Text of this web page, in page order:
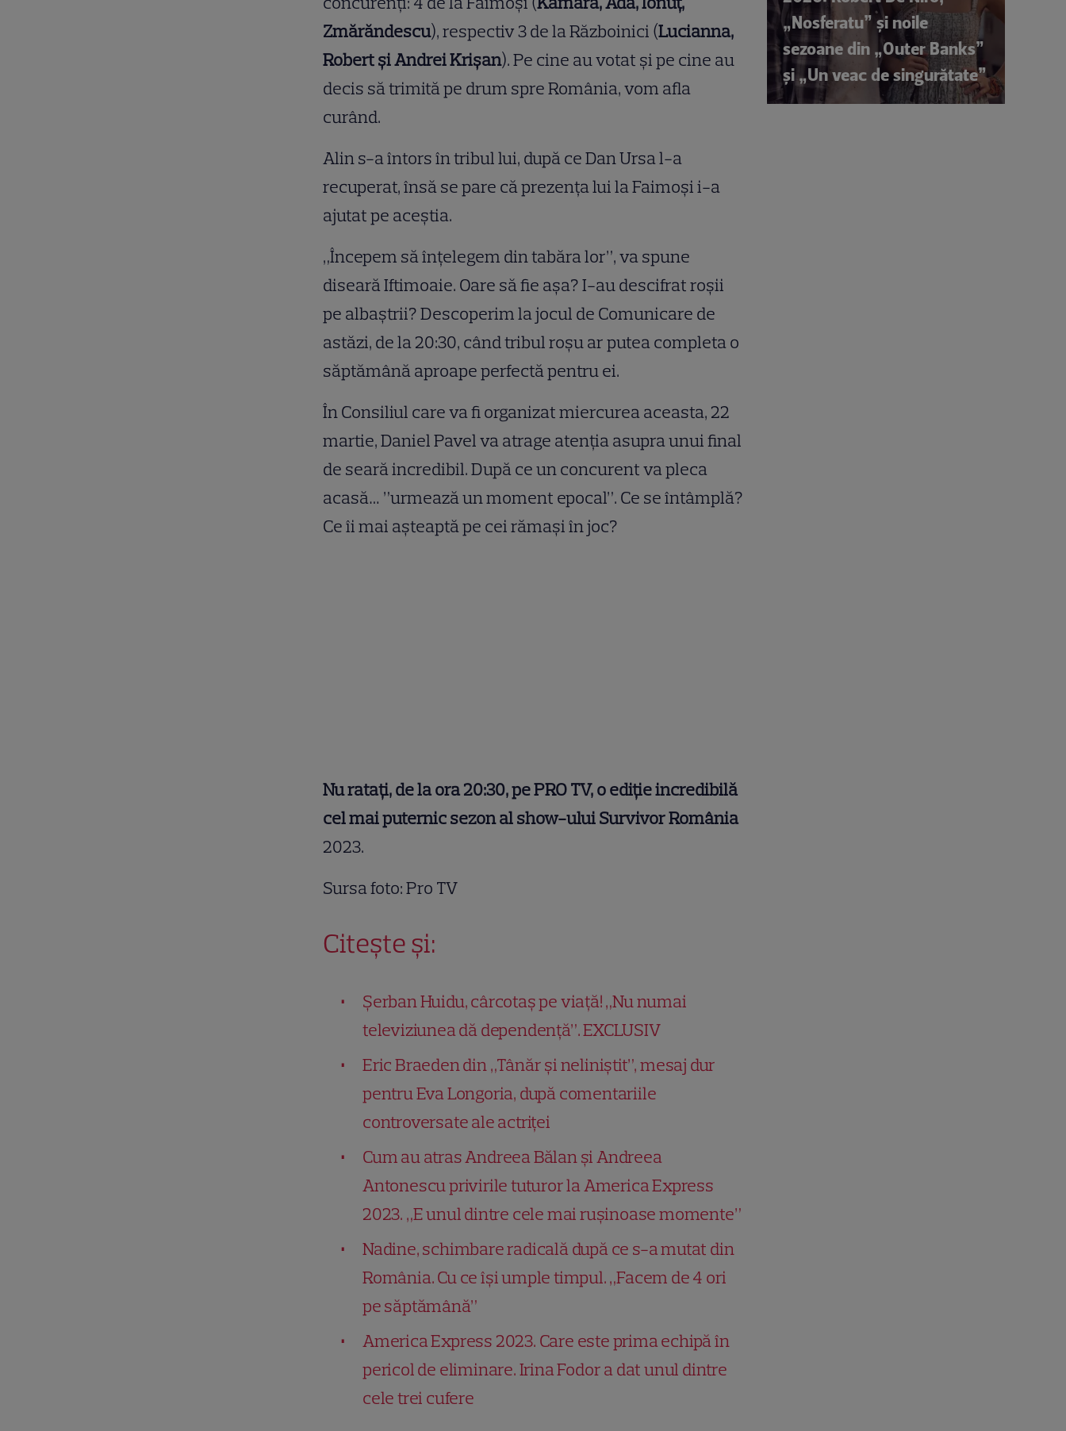
Zmărăndescu), respectiv 3 de la Războinici (Lucianna,
Robert și Andrei Krișan). Pe cine au votat și pe cine au
decis să trimită pe drum spre România, vom afla
curând.
Alin s-a întors în tribul lui, după ce Dan Ursa l-a
recuperat, însă se pare că prezența lui la Faimoși i-a
ajutat pe aceștia.
„Începem să înțelegem din tabăra lor”, va spune
diseară Iftimoaie. Oare să fie așa? I-au descifrat roșii
pe albaștrii? Descoperim la jocul de Comunicare de
astăzi, de la 20:30, când tribul roșu ar putea completa o
săptămână aproape perfectă pentru ei.
În Consiliul care va fi organizat miercurea aceasta, 22
martie, Daniel Pavel va atrage atenția asupra unui final
de seară incredibil. După ce un concurent va pleca
acasă… ”urmează un moment epocal”. Ce se întâmplă?
Ce îi mai așteaptă pe cei rămași în joc?
Nu ratați, de la ora 20:30, pe PRO TV, o ediție incredibilă
cel mai puternic sezon al show-ului Survivor România
2023.
Sursa foto: Pro TV
Citește și:
Șerban Huidu, cârcotaș pe viață! „Nu numai
televiziunea dă dependență”. EXCLUSIV
Eric Braeden din „Tânăr și neliniștit”, mesaj dur
pentru Eva Longoria, după comentariile
controversate ale actriței
Cum au atras Andreea Bălan și Andreea
Antonescu privirile tuturor la America Express
2023. „E unul dintre cele mai rușinoase momente”
Nadine, schimbare radicală după ce s-a mutat din
România. Cu ce își umple timpul. „Facem de 4 ori
pe săptămână”
America Express 2023. Care este prima echipă în
pericol de eliminare. Irina Fodor a dat unul dintre
cele trei cufere
„Nosferatu” și noile
sezoane din „Outer Banks”
și „Un veac de singurătate”